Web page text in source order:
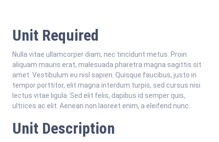
Unit Required
Nulla vitae ullamcorper diam, nec tincidunt metus. Proin
aliquam mauris erat, malesuada pharetra magna sagittis sit
amet. Vestibulum eu nisl sapien. Quisque faucibus, justo in
tempor porttitor, elit magna interdum turpis, sed cursus nisi
lectus vitae ligula. Sed elit felis, dapibus id semper quis,
ultrices ac elit. Aenean non laoreet enim, a eleifend nunc.
Unit Description